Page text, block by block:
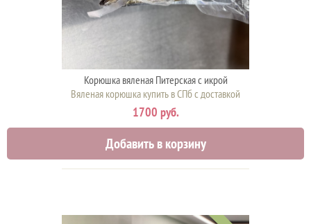
Корюшка вяленая Питерская с икрой
Вяленая корюшка купить в СПб с доставкой
1700 руб.
Добавить в корзину